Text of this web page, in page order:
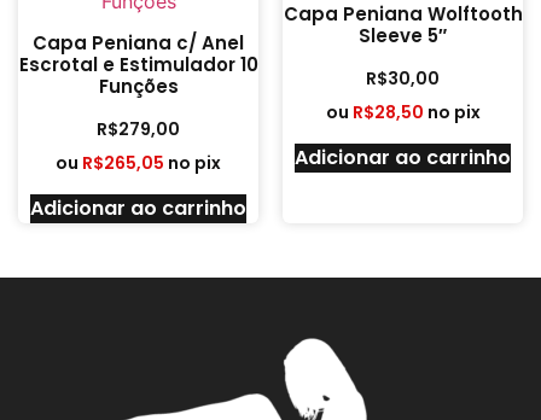
Capa Peniana c/ Anel
Escrotal e Estimulador 10
Funções
R$279,00
ou R$265,05 no pix
Adicionar ao carrinho
Capa Peniana Wolftooth
Sleeve 5″
R$30,00
ou R$28,50 no pix
Adicionar ao carrinho